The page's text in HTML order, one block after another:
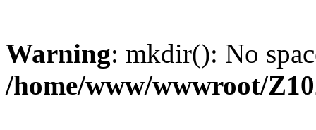
Warning: mkdir(): No
/home/www/wwwroot/